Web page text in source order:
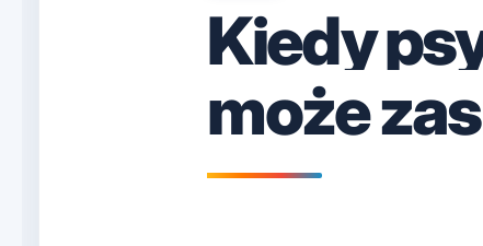
Kiedy
może